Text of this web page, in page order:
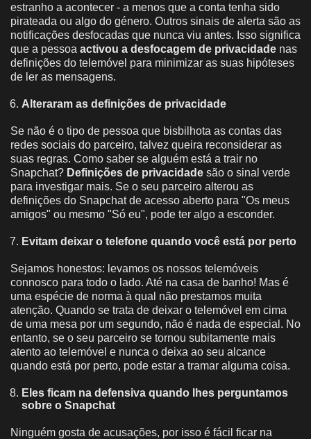
estranho a acontecer - a menos que a conta tenha sido
pirateada ou algo do género. Outros sinais de alerta são as
notificações desfocadas que nunca viu antes. Isso significa
que a pessoa activou a desfocagem de privacidade nas
definições do telemóvel para minimizar as suas hipóteses
de ler as mensagens.
Alteraram as definições de privacidade
Se não é o tipo de pessoa que bisbilhota as contas das
redes sociais do parceiro, talvez queira reconsiderar as
suas regras. Como saber se alguém está a trair no
Snapchat? Definições de privacidade são o sinal verde
para investigar mais. Se o seu parceiro alterou as
definições do Snapchat de acesso aberto para "Os meus
amigos" ou mesmo "Só eu", pode ter algo a esconder.
Evitam deixar o telefone quando você está por perto
Sejamos honestos: levamos os nossos telemóveis
connosco para todo o lado. Até na casa de banho! Mas é
uma espécie de norma à qual não prestamos muita
atenção. Quando se trata de deixar o telemóvel em cima
de uma mesa por um segundo, não é nada de especial. No
entanto, se o seu parceiro se tornou subitamente mais
atento ao telemóvel e nunca o deixa ao seu alcance
quando está por perto, pode estar a tramar alguma coisa.
Eles ficam na defensiva quando lhes perguntamos
sobre o Snapchat
Ninguém gosta de acusações, por isso é fácil ficar na